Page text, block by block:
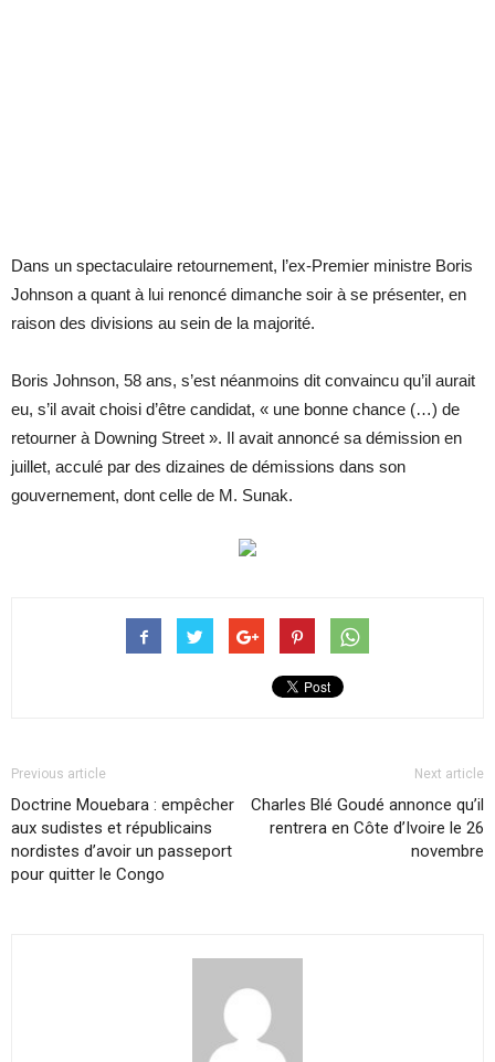
Dans un spectaculaire retournement, l’ex-Premier ministre Boris
Johnson a quant à lui renoncé dimanche soir à se présenter, en
raison des divisions au sein de la majorité.
Boris Johnson, 58 ans, s’est néanmoins dit convaincu qu’il aurait
eu, s’il avait choisi d’être candidat, « une bonne chance (…) de
retourner à Downing Street ». Il avait annoncé sa démission en
juillet, acculé par des dizaines de démissions dans son
gouvernement, dont celle de M. Sunak.
Previous article
Doctrine Mouebara : empêcher
aux sudistes et républicains
nordistes d’avoir un passeport
pour quitter le Congo
Next article
Charles Blé Goudé annonce qu’il
rentrera en Côte d’Ivoire le 26
novembre